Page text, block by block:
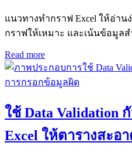
แนวทางทำกราฟ Excel ให้อ่า
กราฟให้เหมาะ และเน้นข้อมู
Read more
ใช้ Data Validation
Excel ให้ตารางสะอ